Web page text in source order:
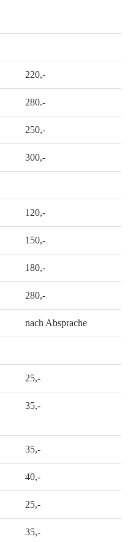
220,-
280.-
250,-
300,-
120,-
150,-
180,-
280,-
nach Absprache
25,-
35,-
35,-
40,-
25,-
35,-